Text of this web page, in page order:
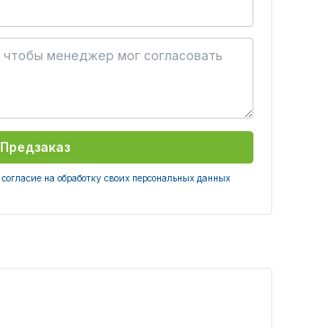
Предзаказ
согласие на обработку своих персональных данных